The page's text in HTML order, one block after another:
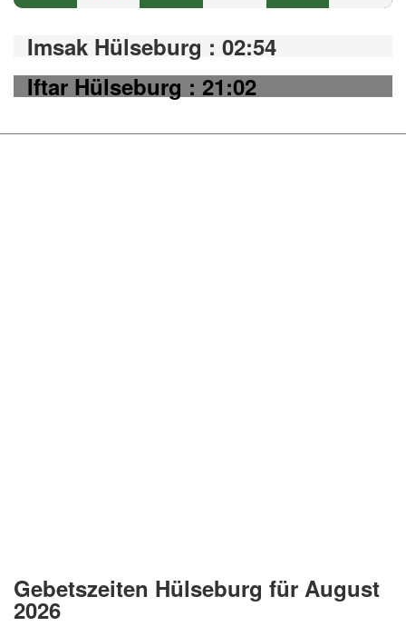
Imsak Hülseburg : 02:54
Iftar Hülseburg : 21:02
Gebetszeiten Hülseburg für August
2026